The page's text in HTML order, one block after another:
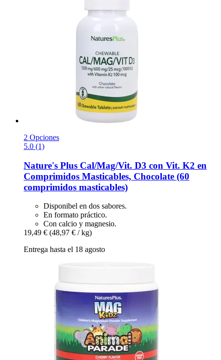
2 Opciones
5.0 (1)
Nature's Plus Cal/Mag/Vit. D3 con Vit. K2 en
Comprimidos Masticables, Chocolate (60
comprimidos masticables)
Disponibel en dos sabores.
En formato práctico.
Con calcio y magnesio.
19,49 € (48,97 € / kg)
Entrega hasta el 18 agosto